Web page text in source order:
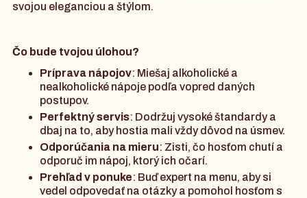
svojou eleganciou a štýlom.
Čo bude tvojou úlohou?
Príprava nápojov: Miešaj alkoholické a
nealkoholické nápoje podľa vopred daných
postupov.
Perfektný servis: Dodržuj vysoké štandardy a
dbaj na to, aby hostia mali vždy dôvod na úsmev.
Odporúčania na mieru: Zisti, čo hosťom chutí a
odporuč im nápoj, ktorý ich očarí.
Prehľad v ponuke: Buď expert na menu, aby si
vedel odpovedať na otázky a pomohol hosťom s